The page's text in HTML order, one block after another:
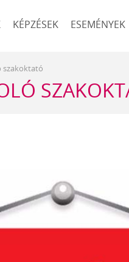
KÉPZÉSEK ESEMÉNYEK
szakoktató